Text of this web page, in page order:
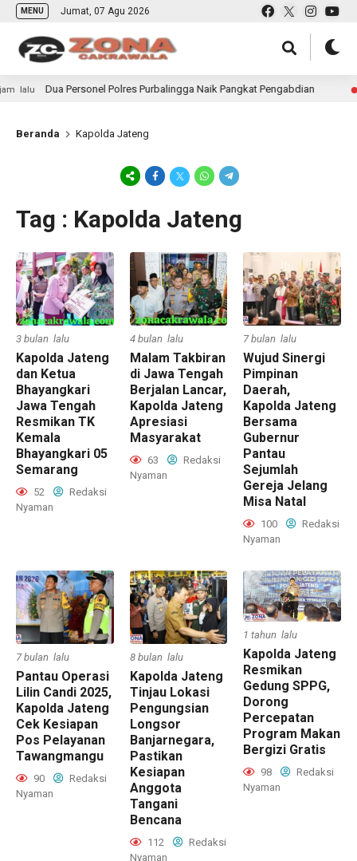
MENU Jumat, 07 Agu 2026
Dua Personel Polres Purbalingga Naik Pangkat Pengabdian 20
Beranda Kapolda Jateng
Tag : Kapolda Jateng
3 bulan lalu
Kapolda Jateng
dan Ketua
Bhayangkari
Jawa Tengah
Resmikan TK
Kemala
Bhayangkari 05
Semarang
52
Redaksi
Nyaman
4 bulan lalu
Malam Takbiran
di Jawa Tengah
Berjalan Lancar,
Kapolda Jateng
Apresiasi
Masyarakat
63
Redaksi
Nyaman
7 bulan lalu
Wujud Sinergi
Pimpinan
Daerah,
Kapolda Jateng
Bersama
Gubernur
Pantau
Sejumlah
Gereja Jelang
Misa Natal
100
Redaksi
Nyaman
7 bulan lalu
Pantau Operasi
Lilin Candi 2025,
Kapolda Jateng
Cek Kesiapan
Pos Pelayanan
Tawangmangu
90
Redaksi
Nyaman
8 bulan lalu
Kapolda Jateng
Tinjau Lokasi
Pengungsian
Longsor
Banjarnegara,
Pastikan
Kesiapan
Anggota
Tangani
Bencana
112
Redaksi
Nyaman
1 tahun lalu
Kapolda Jateng
Resmikan
Gedung SPPG,
Dorong
Percepatan
Program Makan
Bergizi Gratis
98
Redaksi
Nyaman